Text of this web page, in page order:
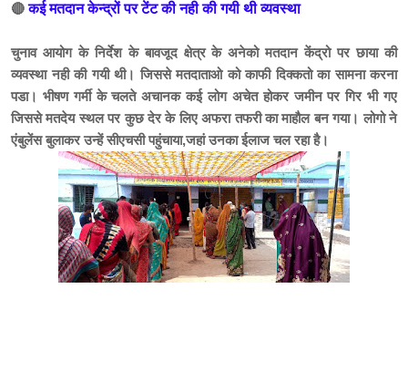
🔴कई मतदान केन्द्रों पर टेंट की नही की गयी थी व्यवस्था
चुनाव आयोग के निर्देश के बावजूद क्षेत्र के अनेको मतदान केंद्रो पर छाया की
व्यवस्था नही की गयी थी। जिससे मतदाताओ को काफी दिक्कतो का सामना करना
पडा। भीषण गर्मी के चलते अचानक कई लोग अचेत होकर जमीन पर गिर भी गए
जिससे मतदेय स्थल पर कुछ देर के लिए अफरा तफरी का माहौल बन गया। लोगो ने
एंबुलेंस बुलाकर उन्हें सीएचसी पहुंचाया,जहां उनका ईलाज चल रहा है।